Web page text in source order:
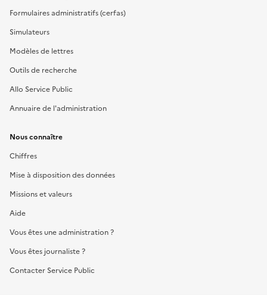
Formulaires administratifs (cerfas)
Simulateurs
Modèles de lettres
Outils de recherche
Allo Service Public
Annuaire de l'administration
Nous connaître
Chiffres
Mise à disposition des données
Missions et valeurs
Aide
Vous êtes une administration ?
Vous êtes journaliste ?
Contacter Service Public